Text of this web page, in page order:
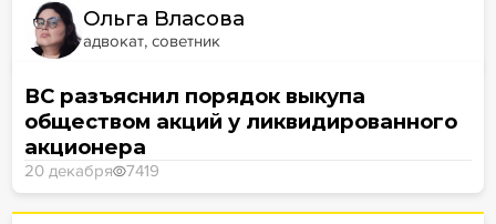
Ольга Власова
адвокат, советник
ВС разъяснил порядок выкупа
обществом акций у ликвидированного
акционера
20 декабря 7419